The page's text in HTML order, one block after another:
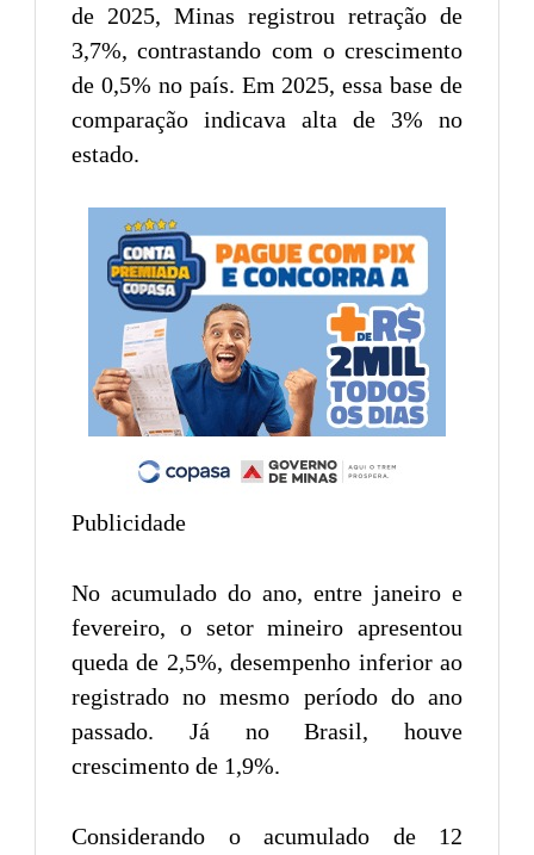
de 2025, Minas registrou retração de
3,7%, contrastando com o crescimento
de 0,5% no país. Em 2025, essa base de
comparação indicava alta de 3% no
estado.
Publicidade
No acumulado do ano, entre janeiro e
fevereiro, o setor mineiro apresentou
queda de 2,5%, desempenho inferior ao
registrado no mesmo período do ano
passado. Já no Brasil, houve
crescimento de 1,9%.
Considerando o acumulado de 12